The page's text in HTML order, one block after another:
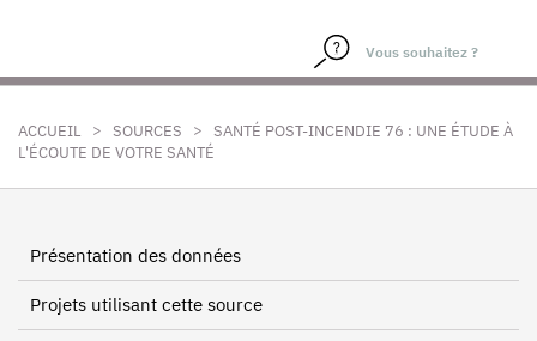
ACCUEIL > SOURCES > SANTÉ POST-INCENDIE 76 : UNE ÉTUDE À
L'ÉCOUTE DE VOTRE SANTÉ
Présentation des données
Projets utilisant cette source